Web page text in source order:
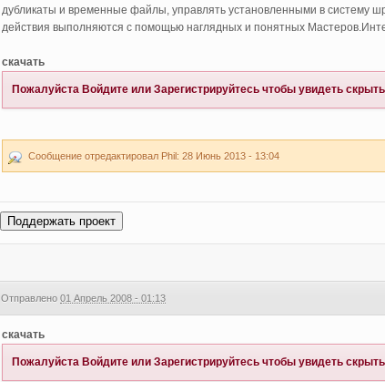
дубликаты и временные файлы, управлять установленными в систему
действия выполняются с помощью наглядных и понятных
скачать
Пожалуйста Войдите илиЗарегистрируйтесь чтобы увидеть
Сообщение отредактировал Phil: 28 Июнь 2013 - 13:04
Поддержать проект
Отправлено01 Апрель 2008 - 01:13
скачать
Пожалуйста Войдите илиЗарегистрируйтесь чтобы увидеть